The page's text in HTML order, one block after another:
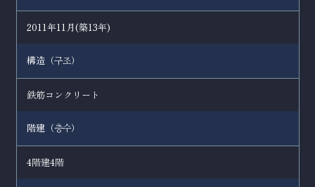
2011年11月(築13年)
構造（구조）
鉄筋コンクリート
階建（층수）
4階建4階